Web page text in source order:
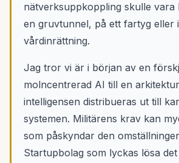
nätverksuppkoppling skulle vara
en gruvtunnel, på ett fartyg eller
vårdinrättning.
Jag tror vi är i början av en
molncentrerad AI till en
intelligensen distribueras ut till
systemen. Militärens krav kan
som påskyndar den
Startupbolag som lyckas lösa